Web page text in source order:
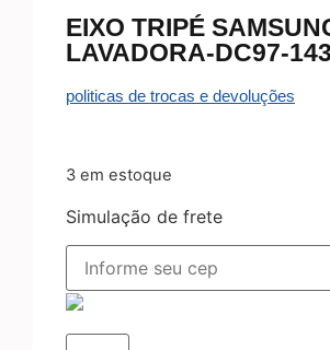
EIXO TRIPÉ
LAVADORA-DC97-
politicas de trocas e devoluções
3 em estoque
Simulação de frete